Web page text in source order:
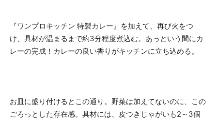
『ワンプロキッチン 特製カレー』を加えて、再び火をつ
け、具材が温まるまで約3分程度煮込む。あっという間にカ
レーの完成！カレーの良い香りがキッチンに立ち込める。
お皿に盛り付けるとこの通り。野菜は加えてないのに、この
ごろっとした存在感。具材には、皮つきじゃがいも2～3個